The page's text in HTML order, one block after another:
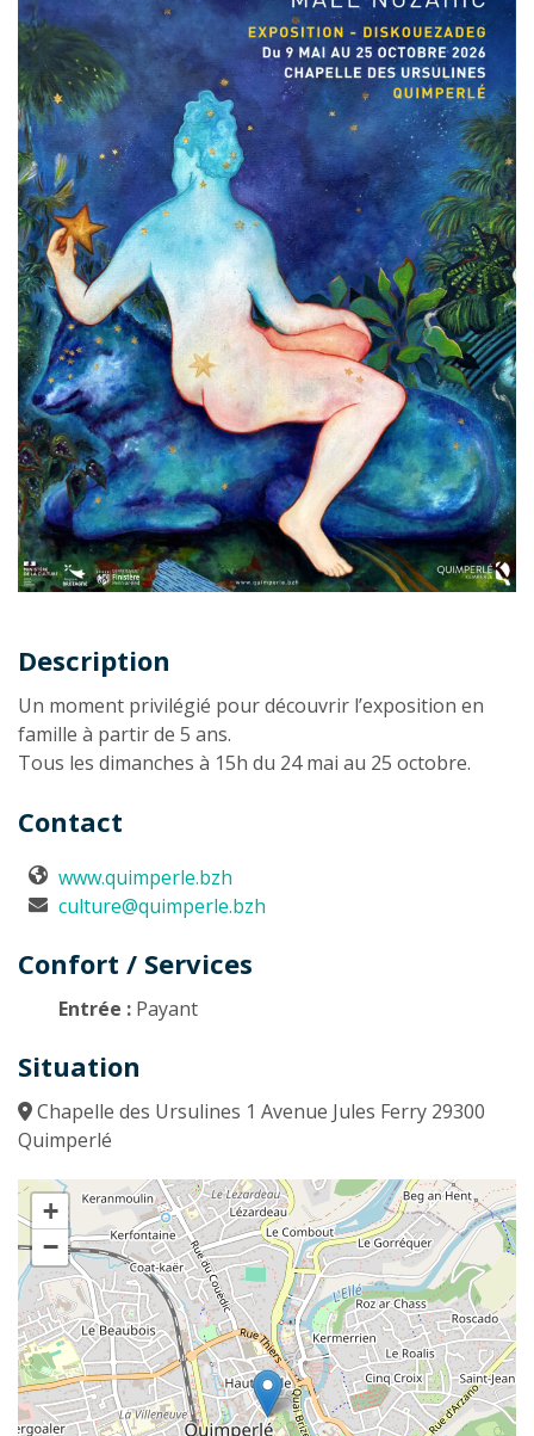
Description
Description
Un moment privilégié pour découvrir l’exposition en
famille à partir de 5 ans.
Tous les dimanches à 15h du 24 mai au 25 octobre.
Contact
www.quimperle.bzh
culture@quimperle.bzh
Confort / Services
Entrée : Payant
Situation
Chapelle des Ursulines 1 Avenue Jules Ferry 29300
Quimperlé
+
−